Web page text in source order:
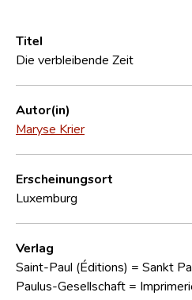
Häufige Fragen und
CNL
Forschungsgruppe
Kontakt
Titel
Die verbleibende Zeit
Autor(in)
Maryse Krier
Erscheinungsort
Luxemburg
Verlag
Saint-Paul (Éditions) = Sankt
Paulus-Gesellschaft =